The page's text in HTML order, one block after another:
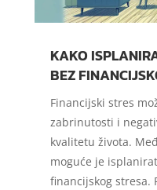
KAKO
BEZ
Financijski stres
zabrinutosti i
kvalitetu života.
moguće je
financijskog stresa.